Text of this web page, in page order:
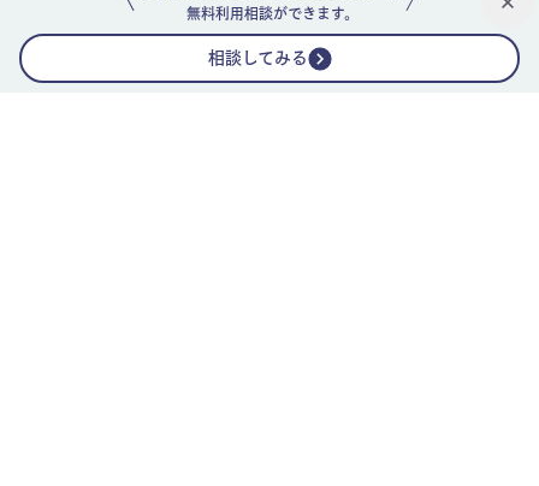
無料利用相談ができます。
相談してみる